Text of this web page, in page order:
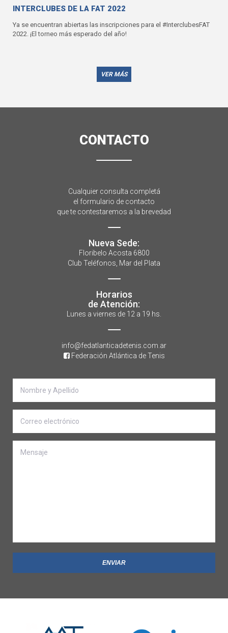
INTERCLUBES DE LA FAT 2022
Ya se encuentran abiertas las inscripciones para el #InterclubesFAT
2022. ¡El torneo más esperado del año!
VER MÁS
CONTACTO
Cualquier consulta completá
el formulario de contacto
que te contestaremos a la brevedad
Nueva Sede:
Floribelo Acosta 6800
Club Teléfonos, Mar del Plata
Horarios
de Atención:
Lunes a viernes de 12 a 19 hs.
info@fedatlanticadetenis.com.ar
Federación Atlántica de Tenis